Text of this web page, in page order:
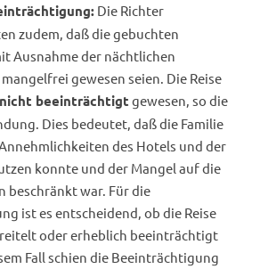
Die Richter
zudem, daß die gebuchten
Ausnahme der nächtlichen
gewesen seien. Die Reise
beeinträchtigt gewesen, so die
Dies bedeutet, daß die Familie
des Hotels und der
konnte und der Mangel auf die
beschränkt war. Für die
ist es entscheidend, ob die Reise
oder erheblich beeinträchtigt
Fall schien die Beeinträchtigung